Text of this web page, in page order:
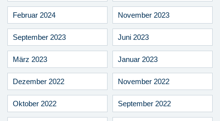
Februar 2024 November 2023
September 2023 Juni 2023
März 2023 Januar 2023
Dezember 2022 November 2022
Oktober 2022 September 2022